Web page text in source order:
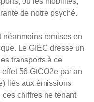
de notre psyché.
néanmoins remises en
Le GIEC dresse un
transports à ce
56 GtCO2e par an
liés aux émissions
ces chiffres ne tenant